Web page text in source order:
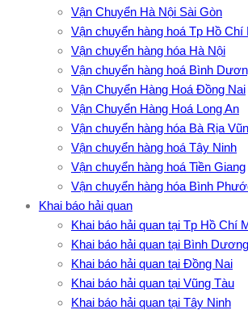
Vận Chuyển Hà Nội Sài Gòn
Vận chuyển hàng hoá Tp Hồ Chí
Vận chuyển hàng hóa Hà Nội
Vận chuyển hàng hoá Bình
Vận Chuyển Hàng Hoá Đồng Nai
Vận Chuyển Hàng Hoá Long An
Vận chuyển hàng hóa Bà Rịa
Vận chuyển hàng hoá Tây Ninh
Vận chuyển hàng hoá Tiền Giang
Vận chuyển hàng hóa Bình
Khai báo hải quan
Khai báo hải quan tại Tp Hồ Chí
Khai báo hải quan tại Bình Dương
Khai báo hải quan tại Đồng Nai
Khai báo hải quan tại Vũng Tàu
Khai báo hải quan tại Tây Ninh